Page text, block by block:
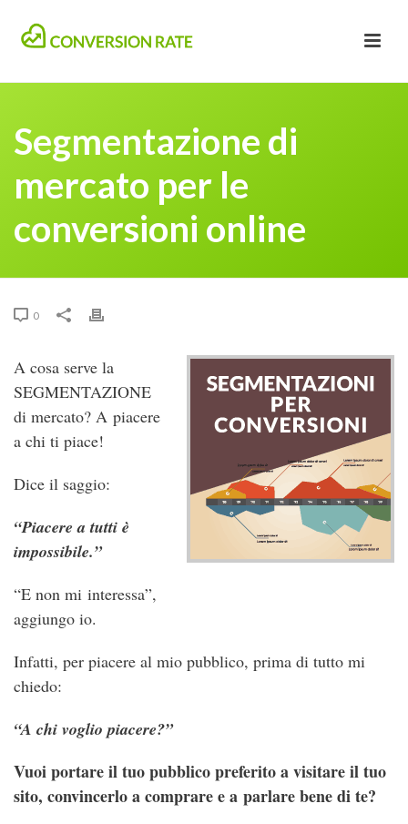
Segmentazione di
mercato per le
conversioni online
0
A cosa serve la
SEGMENTAZIONE
di mercato? A piacere
a chi ti piace!
Dice il saggio:
“Piacere a tutti è
impossibile.”
“E non mi interessa”,
aggiungo io.
Infatti, per piacere al mio pubblico, prima di tutto mi
chiedo:
“A chi voglio piacere?”
Vuoi portare il tuo pubblico preferito a visitare il tuo
sito, convincerlo a comprare e a parlare bene di te?